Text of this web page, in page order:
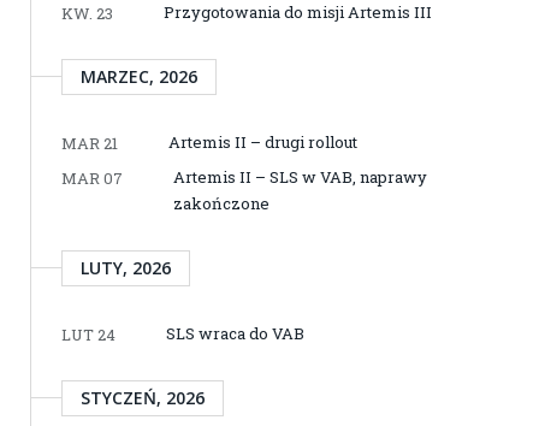
KW. 23 Przygotowania do misji Artemis III
MARZEC, 2026
MAR 21
Artemis II – drugi rollout
MAR 07
Artemis II – SLS w VAB, naprawy
zakończone
LUTY, 2026
LUT 24 SLS wraca do VAB
STYCZEŃ, 2026